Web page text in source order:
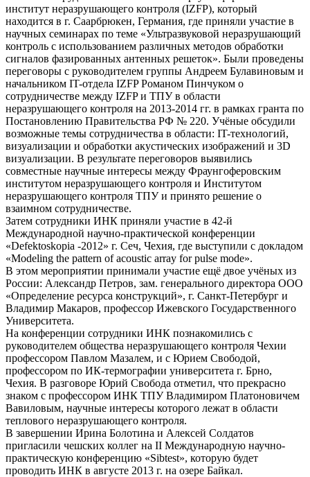
институт неразрушающего контроля (IZFP), который
находится в г. Саарбрюкен, Германия, где приняли участие в
научных семинарах по теме «Ультразвуковой неразрушающий
контроль с использованием различных методов обработки
сигналов фазированных антенных решеток». Были проведены
переговоры с руководителем группы Андреем Булавиновым и
начальником IT-отдела IZFP Романом Пинчуком о
сотрудничестве между IZFP и ТПУ в области
неразрушающего контроля на 2013-2014 гг. в рамках гранта по
Постановлению Правительства РФ № 220. Учёные обсудили
возможные темы сотрудничества в области: IT-технологий,
визуализации и обработки акустических изображений и 3D
визуализации. В результате переговоров выявились
совместные научные интересы между Фраунгоферовским
институтом неразрушающего контроля и Институтом
неразрушающего контроля ТПУ и принято решение о
взаимном сотрудничестве.
Затем сотрудники ИНК приняли участие в 42-й
Международной научно-практической конференции
«Defektoskopia -2012» г. Сеч, Чехия, где выступили с докладом
«Мodeling the pattern of acoustic array for pulse mode».
В этом мероприятии принимали участие ещё двое учёных из
России: Александр Петров, зам. генерального директора ООО
«Определение ресурса конструкций», г. Санкт-Петербург и
Владимир Макаров, профессор Ижевского Государственного
Университета.
На конференции сотрудники ИНК познакомились с
руководителем общества неразрушающего контроля Чехии
профессором Павлом Мазалем, и с Юрием Свободой,
профессором по ИК-термографии университета г. Брно,
Чехия. В разговоре Юрий Свобода отметил, что прекрасно
знаком с профессором ИНК ТПУ Владимиром Платоновичем
Вавиловым, научные интересы которого лежат в области
теплового неразрушающего контроля.
В завершении Ирина Болотина и Алексей Солдатов
пригласили чешских коллег на II Международную научно-
практическую конференцию «Sibtest», которую будет
проводить ИНК в августе 2013 г. на озере Байкал.